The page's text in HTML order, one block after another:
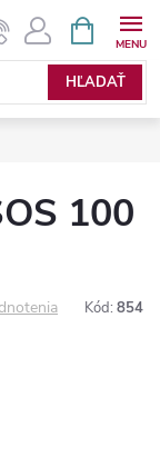
HĽADAŤ
KOŠÍK
100
Kód: 854